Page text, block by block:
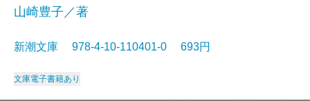
山崎豊子／著
新潮文庫 978-4-10-110401-0 693円
文庫電子書籍あり